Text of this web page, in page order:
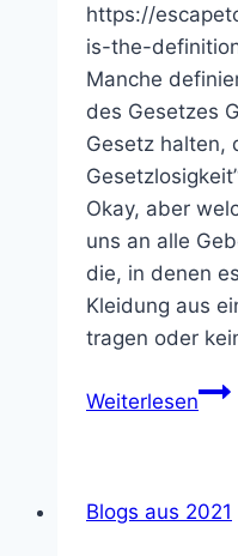
https://
is-the-
Manche
des Gesetzes
Gesetz halten,
Okay, aber
uns an alle
die, in denen
Kleidung aus
tragen oder
WeiterlesenWie
die
Blogs aus 2021